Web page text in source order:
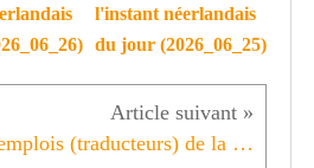
l'instant néerlandais
du jour (2026_06_25)
Offre d'emplois (traducteurs) de la part de MisterBilingue